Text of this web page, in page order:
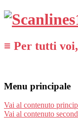
≡ Per tutti
Menu principale
Vai al contenuto
Vai al contenuto